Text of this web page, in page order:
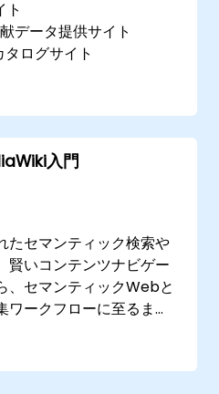
ト
データ提供サイト
ログサイト
入門
たセマンティック検索や
賢いコンテンツナビゲー
、セマンティックWebと
ワークフローに至るま
データ間の連携方法や
ンツシステムの構築手